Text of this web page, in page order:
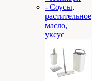
- Соусы,
растительное
масло,
уксус